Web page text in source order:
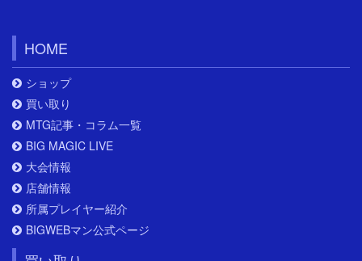
HOME
ショップ
買い取り
MTG記事・コラム一覧
BIG MAGIC LIVE
大会情報
店舗情報
所属プレイヤー紹介
BIGWEBマン公式ページ